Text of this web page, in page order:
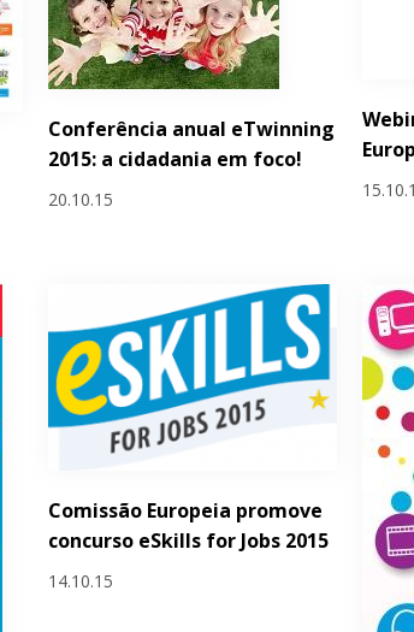
Conferência anual eTwinning
2015: a cidadania em foco!
20.10.15
Comissão Europeia promove
concurso eSkills for Jobs 2015
14.10.15